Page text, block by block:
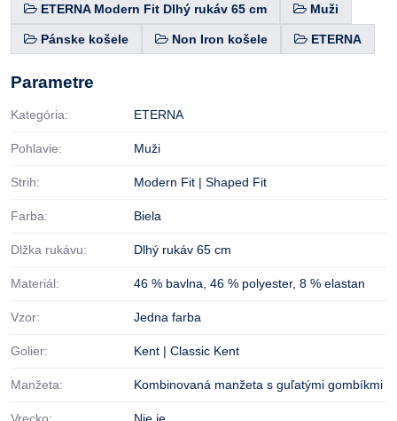
ETERNA Modern Fit Dlhý rukáv 65 cm Muži
Pánske košele Non Iron košele ETERNA
Parametre
Kategória: ETERNA
Pohlavie: Muži
Strih: Modern Fit | Shaped Fit
Farba: Biela
Dlžka rukávu: Dlhý rukáv 65 cm
Materiál: 46 % bavlna 46 % polyester, 8 % elastan
Vzor: Jedna farba
Golier: Kent | Classic Kent
Manžeta: Kombinovaná manžeta s guľatými gombíkmi